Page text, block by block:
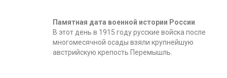
Памятная дата военной истории России
В этот день в 1915 году русские войска после
многомесячной осады взяли крупнейшую
австрийскую крепость Перемышль.